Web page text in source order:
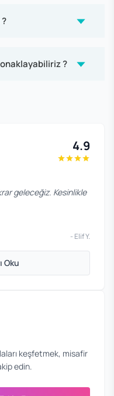
?
4.9
geleceğiz. Kesinlikle
- Elif Y.
Oku
keşfetmek, misafir
edin.